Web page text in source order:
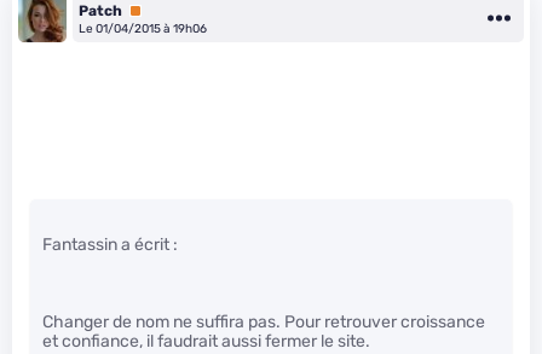
Patch Premium
Le 01/04/2015 à 19h06
Fantassin a écrit :
Changer de nom ne suffira pas. Pour retrouver croissance
et confiance, il faudrait aussi fermer le site.